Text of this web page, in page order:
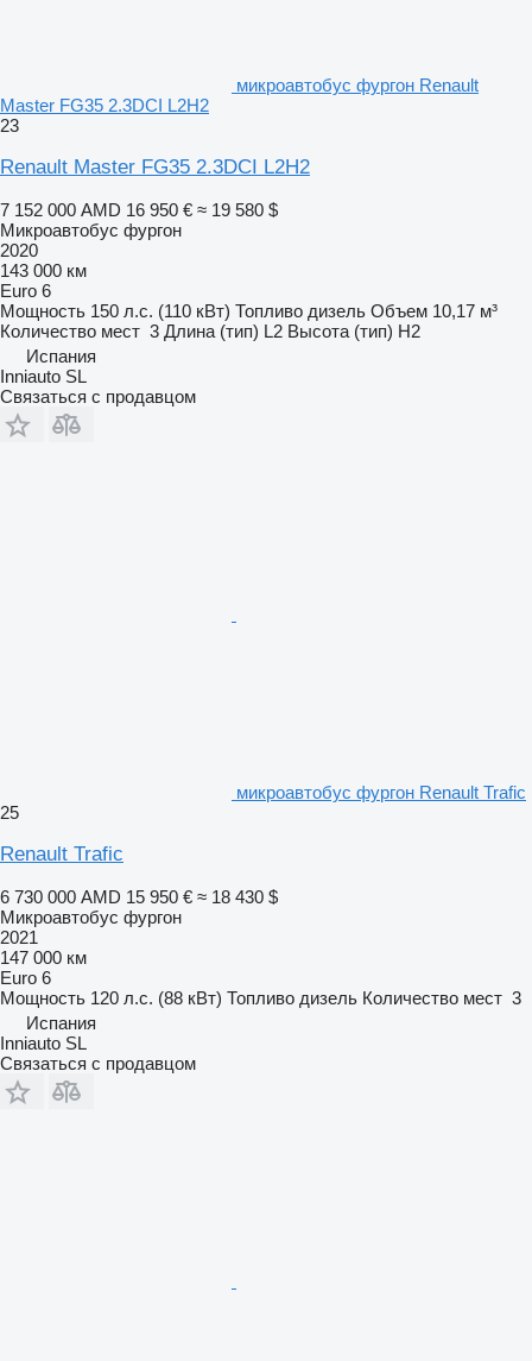
микроавтобус фургон Renault
Master FG35 2.3DCI L2H2
23
Renault Master FG35 2.3DCI L2H2
7 152 000 AMD 16 950 € ≈ 19 580 $
Микроавтобус фургон
2020
143 000 км
Euro 6
Мощность 150 л.с. (110 кВт) Топливо дизель Объем 10,17 м³
Количество мест 3 Длина (тип) L2 Высота (тип) H2
Испания
Inniauto SL
Связаться с продавцом
микроавтобус фургон Renault Trafic
25
Renault Trafic
6 730 000 AMD 15 950 € ≈ 18 430 $
Микроавтобус фургон
2021
147 000 км
Euro 6
Мощность 120 л.с. (88 кВт) Топливо дизель Количество мест 3
Испания
Inniauto SL
Связаться с продавцом